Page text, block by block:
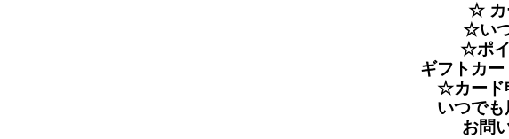
☆ カ
☆い
☆ポイ
ギフトカ
☆カード
いつでも
お問